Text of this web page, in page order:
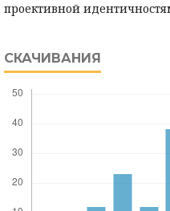
проективной
СКАЧИВАНИЯ